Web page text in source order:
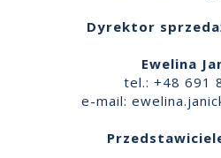
Dyrektor
Ewelina
tel.: +48 691
e-mail: